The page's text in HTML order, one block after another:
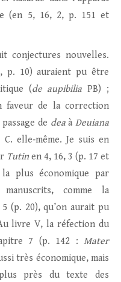
(en 5, 16, 2, p. 151 et
conjectures nouvelles.
p. 10) auraient pu être
(de aupibiliaPB) ;
faveur de la correction
de deaàDeuiana
elle‑même. Je suis en
Tutin en 4, 16, 3 (p. 17 et
plus économique par
comme la
(p. 20), qu’on aurait pu
livre V, la réfection du
7 (p. 142 : Mater
très économique, mais
près du texte des